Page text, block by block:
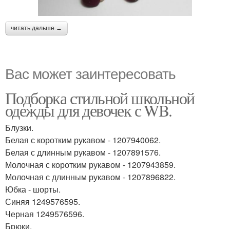
читать дальше →
Вас может заинтересовать
Подборка стильной школьной
одежды для девочек с WB.
Блузки.
Белая с коротким рукавом - 1207940062.
Белая с длинным рукавом - 1207891576.
Молочная с коротким рукавом - 1207943859.
Молочная с длинным рукавом - 1207896822.
Юбка - шорты.
Синяя 1249576595.
Черная 1249576596.
Брюки.